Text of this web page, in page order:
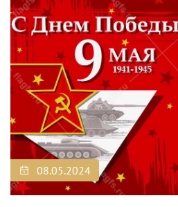
08.05.2024